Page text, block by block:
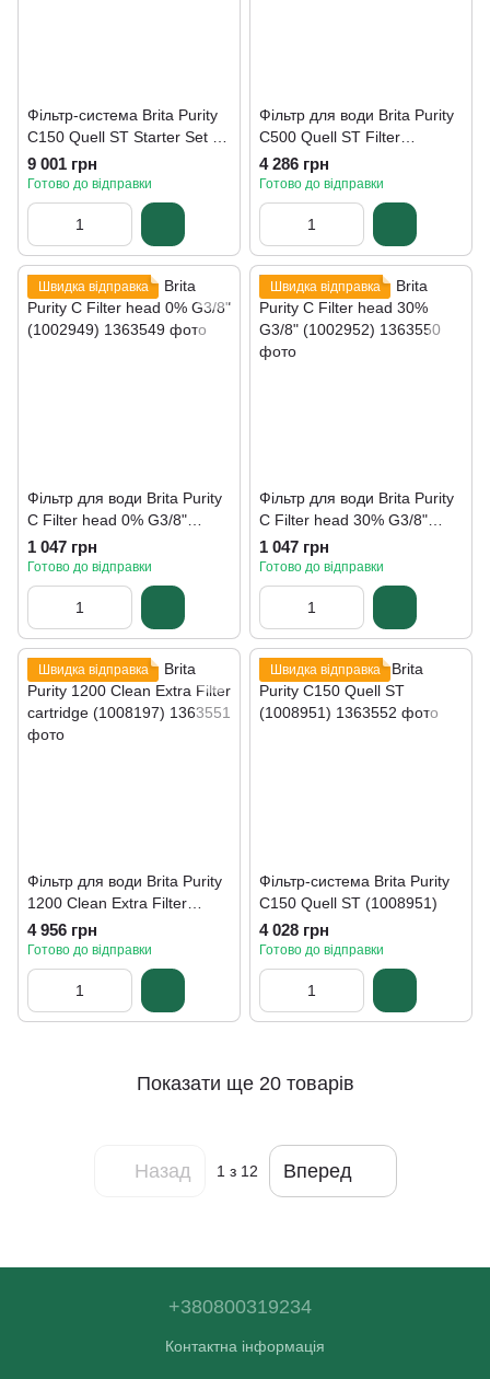
Фільтр-система Brita Purity
C150 Quell ST Starter Set 4
(1001952)
9 001 грн
Готово до відправки
Фільтр для води Brita Purity
C500 Quell ST Filter
cartridge (1002045)
4 286 грн
Готово до відправки
Швидка відправка
Фільтр для води Brita Purity
C Filter head 0% G3/8"
(1002949)
1 047 грн
Готово до відправки
Швидка відправка
Фільтр для води Brita Purity
C Filter head 30% G3/8"
(1002952)
1 047 грн
Готово до відправки
Швидка відправка
Фільтр для води Brita Purity
1200 Clean Extra Filter
cartridge (1008197)
4 956 грн
Готово до відправки
Швидка відправка
Фільтр-система Brita Purity
C150 Quell ST (1008951)
4 028 грн
Готово до відправки
Показати ще 20 товарів
Назад 1 з 12 Вперед
+380800319234
Контактна інформація